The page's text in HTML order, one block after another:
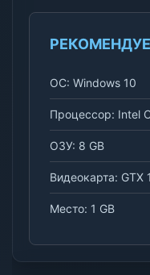
ОС: Windows 10
Процессор: Intel
ОЗУ: 8 GB
Видеокарта:
Место: 1 GB